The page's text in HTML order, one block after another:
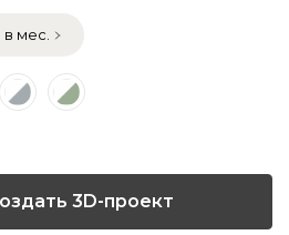
мес.
3D-проект